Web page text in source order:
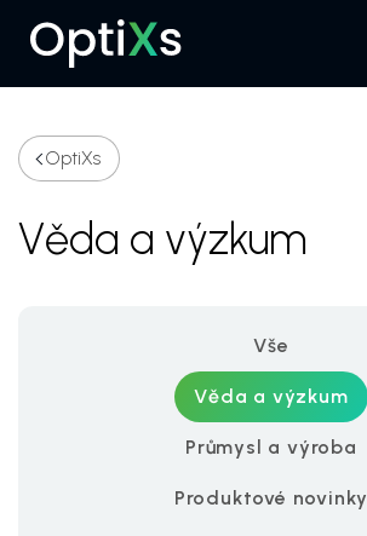
Menu
OptiXs
Věda a výzkum
Vše
Věda a výzkum
Průmysl a výroba
Produktové novinky